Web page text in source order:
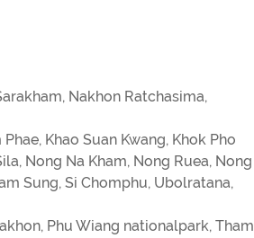
Nakhon Ratchasima,
Khao Suan Kwang, Khok Pho
Nong Na Kham, Nong Ruea, Nong
Sung, Si Chomphu, Ubolratana,
Phu Wiang nationalpark, Tham